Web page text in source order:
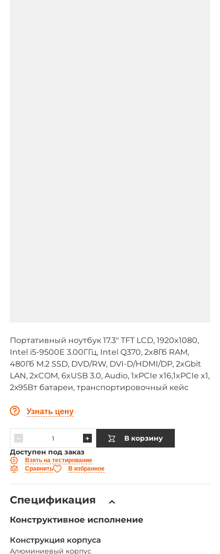
Портативный ноутбук 17.3" TFT LCD, 1920x1080,
Intel i5-9500E 3.00ГГц, Intel Q370, 2x8Гб RAM,
480Гб M.2 SSD, DVD/RW, DVI-D/HDMI/DP, 2xGbit
LAN, 2xCOM, 6xUSB 3.0, Audio, 1xPCIe x16,1xPCIe x1,
2х95Вт батареи, транспортировочный кейс
Узнать цену
В корзину
Доступен под заказ
Взять на тестирование
Сравнить
В избранное
Спецификация
Конструктивное исполнение
Конструкция корпуса
Алюминиевый корпус